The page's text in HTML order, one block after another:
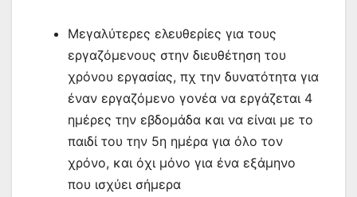
Μεγαλύτερες ελευθερίες για τους
εργαζόμενους στην διευθέτηση του
χρόνου εργασίας, πχ την δυνατότητα για
έναν εργαζόμενο γονέα να εργάζεται 4
ημέρες την εβδομάδα και να είναι με το
παιδί του την 5η ημέρα για όλο τον
χρόνο, και όχι μόνο για ένα εξάμηνο
που ισχύει σήμερα